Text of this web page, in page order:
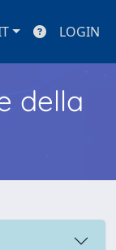
LOGIN
della